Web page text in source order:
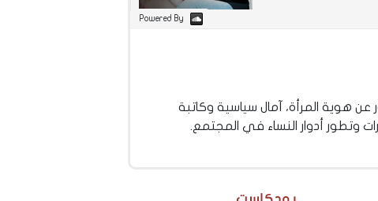
Powered By
هوية المرأة، آمال سياسية وكاتبة
وتطور أدوار النساء في المجتمع.